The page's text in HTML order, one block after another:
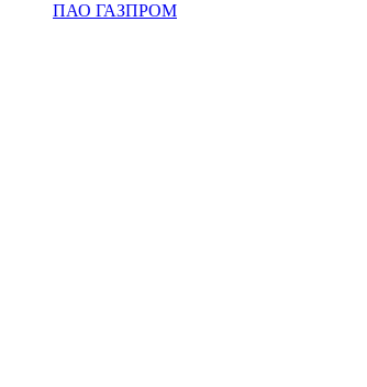
ПАО ГАЗПРОМ